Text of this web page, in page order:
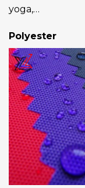
yoga,…
Polyester